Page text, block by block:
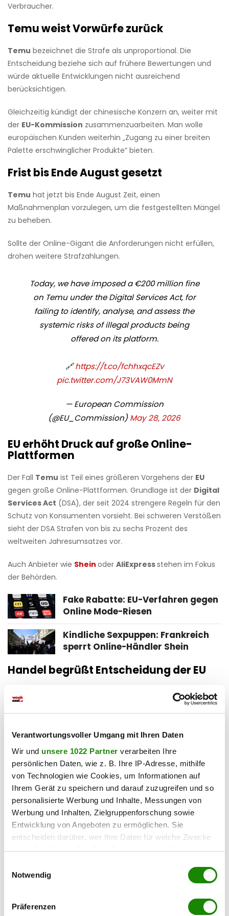
Verantwortungsvoller Umgang mit Ihren Daten
Wir und unsere 1022 Partner verarbeiten Ihre
persönlichen Daten, wie z. B. Ihre IP-Adresse, mithilfe
von Technologien wie Cookies, um Informationen auf
Ihrem Gerät zu speichern und darauf zuzugreifen und so
personalisierte Werbung und Inhalte, Messungen von
Werbung und Inhalten, Zielgruppenforschung sowie
Entwicklung von Angeboten zu ermöglichen. Sie
entscheiden darüber, wer Ihre Daten für welche Zwecke
nutzt. Sie können Ihre Einwilligung jederzeit über die
Trigger Symbol ändern oder widerrufen
Informationen über Ihre geografische Lage
Notwendig
Präferenzen
Verbraucher.
Temu weist Vorwürfe zurück
Temu bezeichnet die Strafe als unproportional. Die
Entscheidung beziehe sich auf frühere Bewertungen und
würde aktuelle Entwicklungen nicht ausreichend
berücksichtigen.
Gleichzeitig kündigt der chinesische Konzern an, weiter mit
der EU-Kommission zusammenzuarbeiten. Man wolle
europäischen Kunden weiterhin „Zugang zu einer breiten
Palette erschwinglicher Produkte“ bieten.
Frist bis Ende August gesetzt
Temu hat jetzt bis Ende August Zeit, einen
Maßnahmenplan vorzulegen, um die festgestellten Mängel
zu beheben.
Sollte der Online-Gigant die Anforderungen nicht erfüllen,
drohen weitere Strafzahlungen.
Today, we have imposed a €200 million fine
on Temu under the Digital Services Act, for
failing to identify, analyse, and assess the
systemic risks of illegal products being
offered on its platform.
🔗https://t.co/fchhxqcEZv
pic.twitter.com/J73VAW0MmN
— European Commission
(@EU_Commission) May 28, 2026
EU erhöht Druck auf große Online-
Plattformen
Der Fall Temu ist Teil eines größeren Vorgehens der EU
gegen große Online-Plattformen. Grundlage ist der Digital
Services Act (DSA), der seit 2024 strengere Regeln für den
Schutz von Konsumenten vorsieht. Bei schweren Verstößen
sieht der DSA Strafen von bis zu sechs Prozent des
weltweiten Jahresumsatzes vor.
Auch Anbieter wie Shein oder AliExpressstehen im Fokus
der Behörden.
Fake Rabatte: EU-Verfahren gegen
Online Mode-Riesen
Kindliche Sexpuppen: Frankreich
sperrt Online-Händler Shein
Handel begrüßt Entscheidung der EU
Auch österreichische Händler sehen sich durch die
günstigen Direktimporte zunehmend unter Druck. In der
„Die heutige Entscheidung der EU ist ein wichtiges Signal für
fairen Wettbewerb, Produktsicherheit und den Schutz
europäischer Konsumentinnen und Konsumenten“,
begrüßtHandelsverband-Chef Rainer Willdie
Entscheidung .
Temu: Handelsverband begrüßt
200-Millionen-Strafe
Milliardenumsatz und wachsende
Temu zählt zu den größten Online-Plattformen weltweit.
2024 erreichten laut EU täglich
rund zwölf Millionen